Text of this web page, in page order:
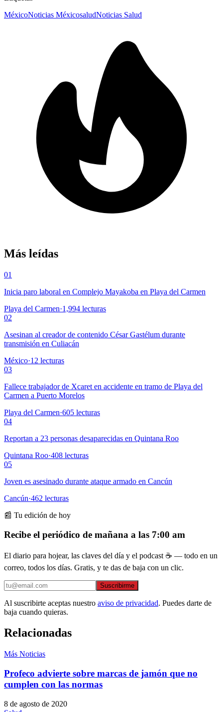
MéxicoNoticias MéxicosaludNoticias Salud
Más leídas
01
Inicia paro laboral en Complejo Mayakoba en Playa del Carmen
Playa del Carmen·1,994 lecturas
02
Asesinan al creador de contenido César Gastélum durante
transmisión en Culiacán
México·12 lecturas
03
Fallece trabajador de Xcaret en accidente en tramo de Playa del
Carmen a Puerto Morelos
Playa del Carmen·605 lecturas
04
Reportan a 23 personas desaparecidas en Quintana Roo
Quintana Roo·408 lecturas
05
Joven es asesinado durante ataque armado en Cancún
Cancún·462 lecturas
📰 Tu edición de hoy
Recibe el periódico de mañana a las 7:00 am
El diario para hojear, las claves del día y el podcast ☕ — todo en un
correo, todos los días. Gratis, y te das de baja con un clic.
Suscribirme
Al suscribirte aceptas nuestro aviso de privacidad. Puedes darte de
baja cuando quieras.
Relacionadas
Más Noticias
Profeco advierte sobre marcas de jamón que no
cumplen con las normas
8 de agosto de 2020